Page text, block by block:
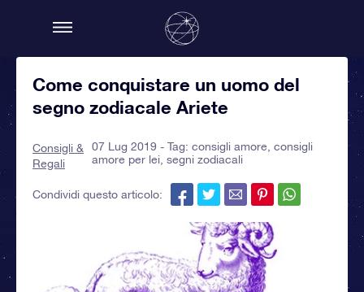
Come conquistare un uomo del
segno zodiacale Ariete
Consigli &
Regali
07 Lug 2019 - Tag:consigli amore ,consigli
amore per lei ,segni zodiacali
Condividi questo articolo: